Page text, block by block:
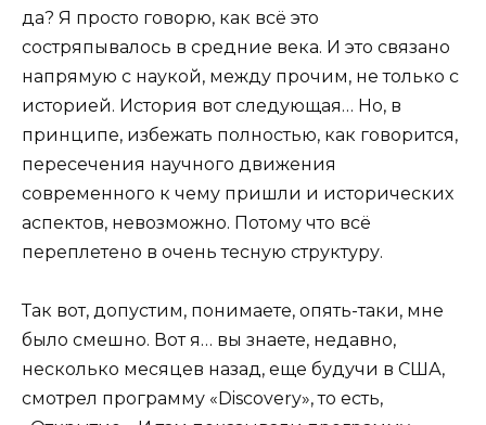
да? Я просто говорю, как всё это
состряпывалось в средние века. И это связано
напрямую с наукой, между прочим, не только с
историей. История вот следующая… Но, в
принципе, избежать полностью, как говорится,
пересечения научного движения
современного к чему пришли и исторических
аспектов, невозможно. Потому что всё
переплетено в очень тесную структуру.
Так вот, допустим, понимаете, опять-таки, мне
было смешно. Вот я… вы знаете, недавно,
несколько месяцев назад, еще будучи в США,
смотрел программу «Discovery», то есть,